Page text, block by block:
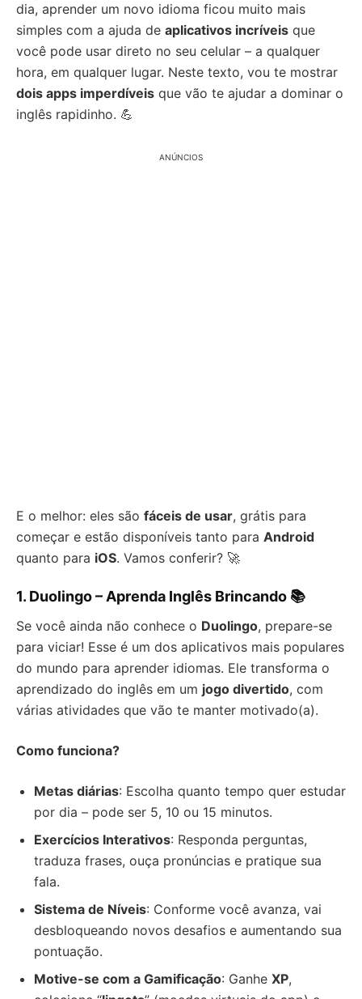
dia, aprender um novo idioma ficou muito mais
simples com a ajuda de aplicativos incríveis que
você pode usar direto no seu celular – a qualquer
hora, em qualquer lugar. Neste texto, vou te mostrar
dois apps imperdíveis que vão te ajudar a dominar o
inglês rapidinho. 💪
ANÚNCIOS
E o melhor: eles são fáceis de usar, grátis para
começar e estão disponíveis tanto para Android
quanto para iOS. Vamos conferir? 🚀
1. Duolingo – Aprenda Inglês Brincando 📚
Se você ainda não conhece o Duolingo, prepare-se
para viciar! Esse é um dos aplicativos mais populares
do mundo para aprender idiomas. Ele transforma o
aprendizado do inglês em um jogo divertido, com
várias atividades que vão te manter motivado(a).
Como funciona?
Metas diárias: Escolha quanto tempo quer estudar
por dia – pode ser 5, 10 ou 15 minutos.
Exercícios Interativos: Responda perguntas,
traduza frases, ouça pronúncias e pratique sua
fala.
Sistema de Níveis: Conforme você avanza, vai
desbloqueando novos desafios e aumentando sua
pontuação.
Motive-se com a Gamificação: Ganhe XP,